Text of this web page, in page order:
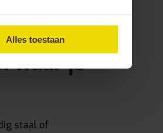
Alles toestaan
waar je
staal of